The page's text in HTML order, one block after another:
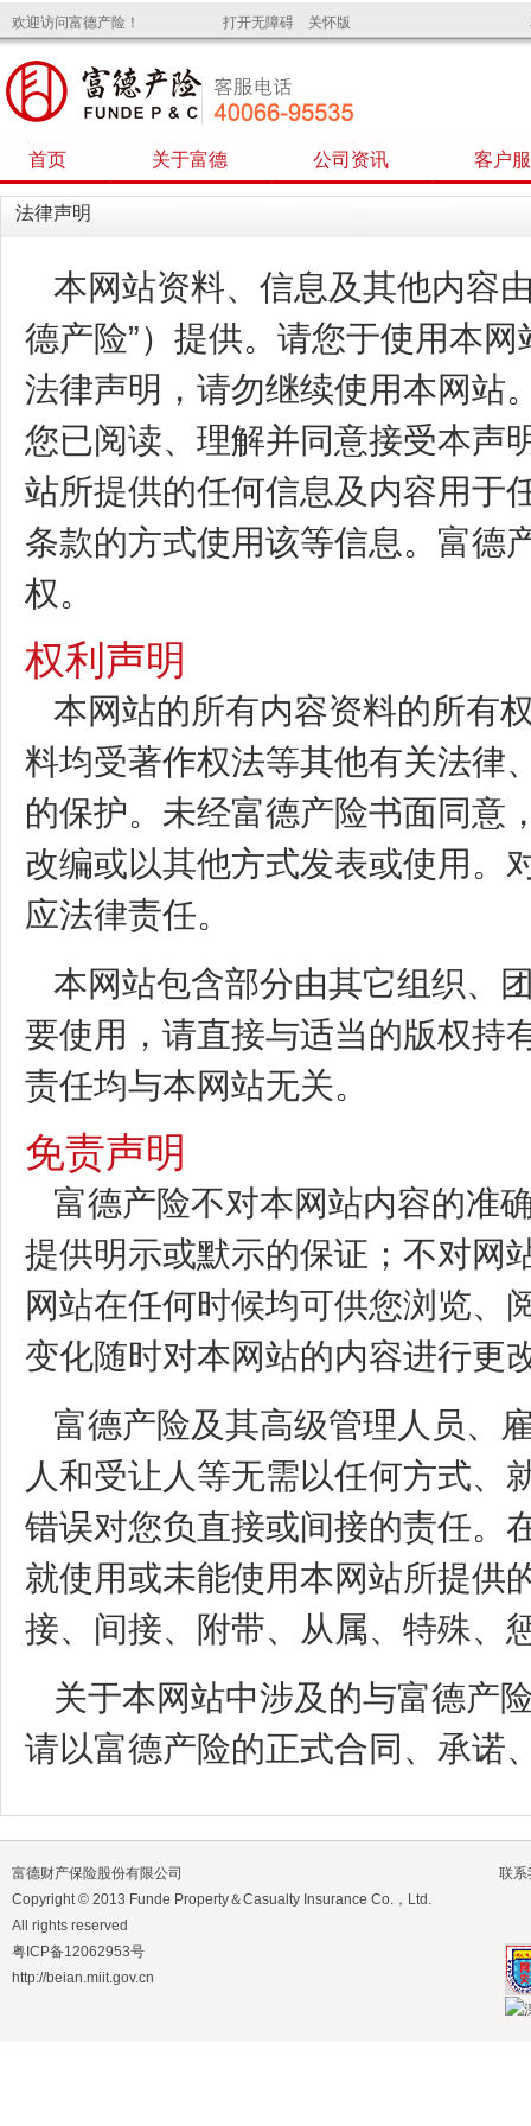
欢迎访问富德产险！ 打开无障碍 关怀版
首页 关于富德 公司资讯 客户
法律声明
本网站资料、信息及其他内容
德产险”）提供。请您于使用本
法律声明，请勿继续使用本网站
您已阅读、理解并同意接受本声
站所提供的任何信息及内容用于
条款的方式使用该等信息。富德
权。
权利声明
本网站的所有内容资料的所有
料均受著作权法等其他有关法律
的保护。未经富德产险书面同意
改编或以其他方式发表或使用。
应法律责任。
本网站包含部分由其它组织、
要使用，请直接与适当的版权持
责任均与本网站无关。
免责声明
富德产险不对本网站内容的准
提供明示或默示的保证；不对网
网站在任何时候均可供您浏览、
变化随时对本网站的内容进行更
富德产险及其高级管理人员、
人和受让人等无需以任何方式、
错误对您负直接或间接的责任。
就使用或未能使用本网站所提供
接、间接、附带、从属、特殊、
关于本网站中涉及的与富德产
请以富德产险的正式合同、承诺
联系
富德财产保险股份有限公司
Copyright © 2013 Funde Property＆Casualty Insurance Co.，Ltd.
All rights reserved
粤ICP备12062953号
http://beian.miit.gov.cn